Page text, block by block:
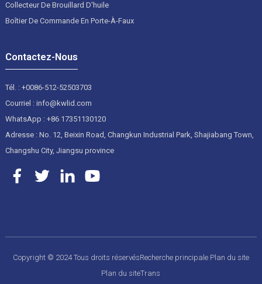
Collecteur De Brouillard D'huile
Boîtier De Commande En Porte-À-Faux
Contactez-Nous
Tél. : +0086-512-52503703
Courriel : info@kwlid.com
WhatsApp : +86 17351130120
Adresse : No. 12, Beixin Road, Changkun Industrial Park, Shajiabang Town,
Changshu City, Jiangsu province
Copyright © 2024 Tous droits réservésRecherche principale Plan du site
Plan du siteTrans